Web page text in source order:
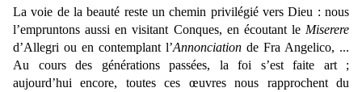
La voie de la beauté reste un chemin privilégié vers Dieu : nous
l’empruntons aussi en visitant Conques, en écoutant le Miserere
d’Allegri ou en contemplant l’Annonciation de Fra Angelico, ...
Au cours des générations passées, la foi s’est faite art ;
aujourd’hui encore, toutes ces œuvres nous rapprochent du